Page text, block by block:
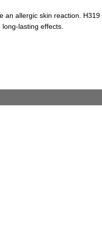
an allergic skin reaction. H319
lasting effects.